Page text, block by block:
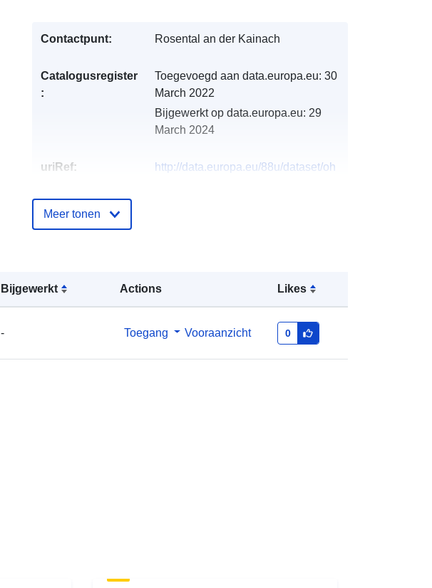
Bijgewerkt Actions Likes
- Toegang Vooraanzicht 0
Contactpunt: Rosental an der Kainach
Catalogusregister
:
Toegevoegd aan data.europa.eu: 30
March 2022
Bijgewerkt op data.europa.eu: 29
March 2024
uriRef:
http://data.europa.eu/88u/dataset/oh
Meer tonen